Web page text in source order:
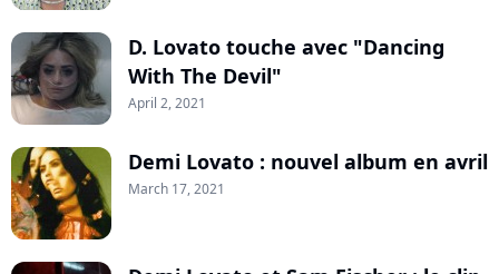
D. Lovato touche avec "Dancing
With The Devil"
April 2, 2021
Demi Lovato : nouvel album en avril
March 17, 2021